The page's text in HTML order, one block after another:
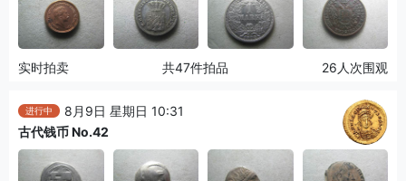
实时拍卖 共47件拍品 26人次围观
进行中
8月9日 星期日 10:31
古代钱币 No.42